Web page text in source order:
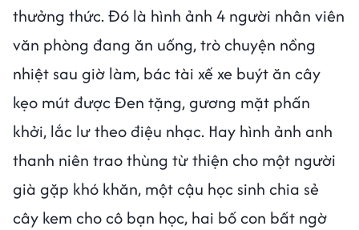
thưởng thức. Đó là hình ảnh 4 người nhân viên
văn phòng đang ăn uống, trò chuyện nồng
nhiệt sau giờ làm, bác tài xế xe buýt ăn cây
kẹo mút được Đen tặng, gương mặt phấn
khởi, lắc lư theo điệu nhạc. Hay hình ảnh anh
thanh niên trao thùng từ thiện cho một người
già gặp khó khăn, một cậu học sinh chia sẻ
cây kem cho cô bạn học, hai bố con bất ngờ